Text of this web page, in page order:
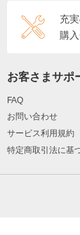
充
購
お客さまサポ
FAQ
お問い合わせ
サービス利用規約
特定商取引法に基